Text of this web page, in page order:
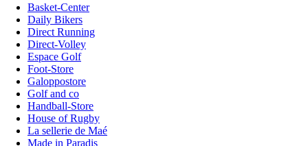
Basket-Center
Daily Bikers
Direct Running
Direct-Volley
Espace Golf
Foot-Store
Galoppostore
Golf and co
Handball-Store
House of Rugby
La sellerie de Maé
Made in Paradis